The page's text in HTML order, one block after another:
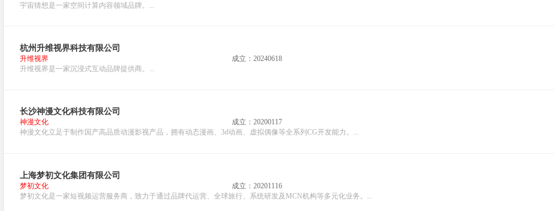
宇宙猜想是一家空间计算内容领域品牌。...
杭州升维视界科技有限公司
升维视界 成立：20240618
升维视界是一家沉浸式互动品牌提供商。...
长沙神漫文化科技有限公司
神漫文化 成立：20200117
神漫文化立足于制作国产高品质动漫影视产品，拥有动态漫画、3d动画、虚拟偶像等全系列CG开发能力。...
上海梦初文化集团有限公司
梦初文化 成立：20201116
梦初文化是一家短视频运营服务商，致力于通过品牌代运营、全球旅行、系统研发及MCN机构等多元化业务。...